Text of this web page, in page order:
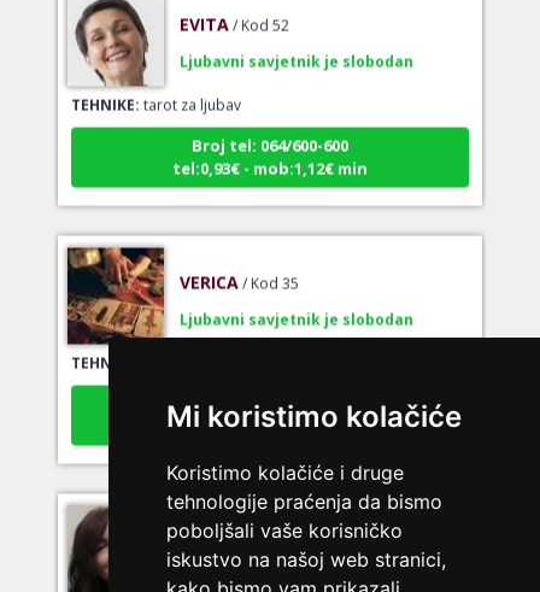
Mi koristimo kolačiće
Koristimo kolačiće i druge
tehnologije praćenja da bismo
poboljšali vaše korisničko
iskustvo na našoj web stranici,
Ljubavni savjetnik je slobodan
TEHNIKE:tarot za ljubav
Broj tel: 064/600-600
tel:0,93€ - mob:1,12€ min
Ljubavni savjetnik je slobodan
TEHNIKE:tarot za ljubav
tel:0,93€ - mob:1,12€ min
VIKTORIJA / Kod 369
Ljubavni savjetnik je zauzet